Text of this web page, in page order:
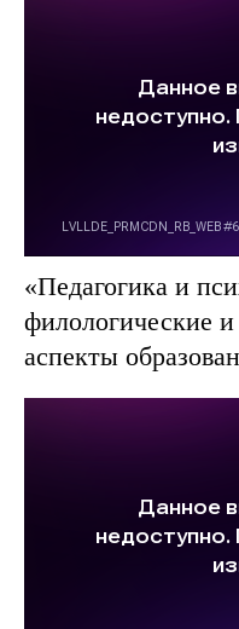
«Педагогика и
филологические и
аспекты